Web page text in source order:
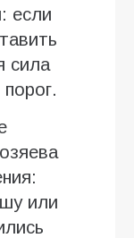
если
сила
или